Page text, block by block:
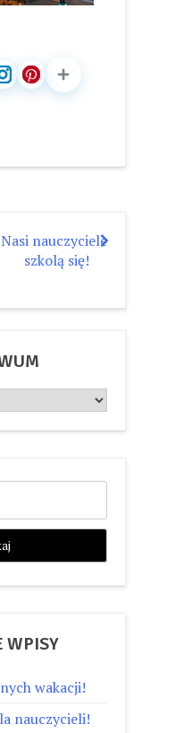
Nasi nauczyciele
szkolą się!
WPISY
wakacji!
nauczycieli!